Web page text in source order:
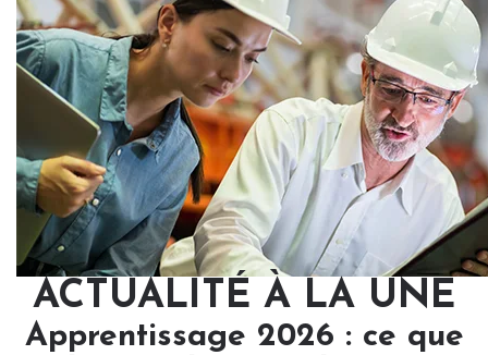
ACTUALITÉ À LA UNE
Apprentissage 2026 : ce que